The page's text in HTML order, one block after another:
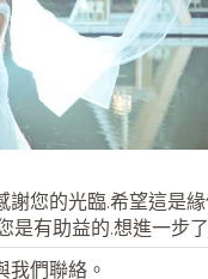
謝您的光臨.希望這是
是有助益的.想進一步
我們聯絡。